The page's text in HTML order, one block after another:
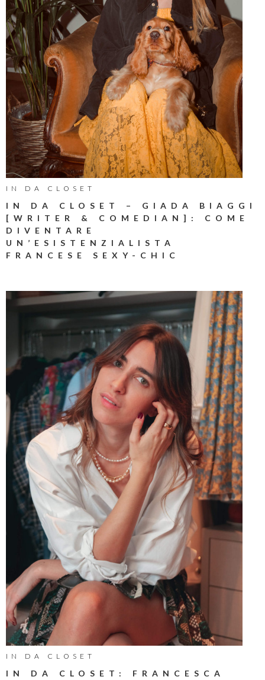
IN DA CLOSET
IN DA CLOSET – GIADA BIAGGI
[WRITER & COMEDIAN]: COME
DIVENTARE
UN’ESISTENZIALISTA
FRANCESE SEXY-CHIC
IN DA CLOSET
IN DA CLOSET: FRANCESCA